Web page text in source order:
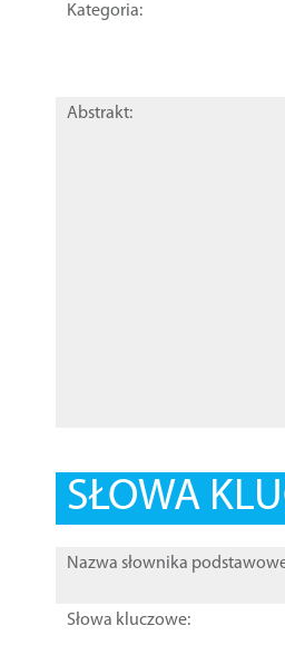
Kategoria:
Abstrakt:
SŁOWA
Nazwa słownika
Słowa kluczowe: